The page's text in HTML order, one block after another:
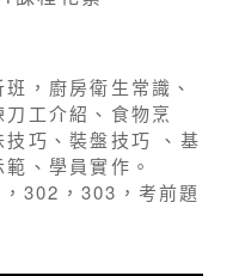
，廚房衛生常識、
工介紹、食物烹
巧、裝盤技巧 、基
、學員實作。
302，303，考前題